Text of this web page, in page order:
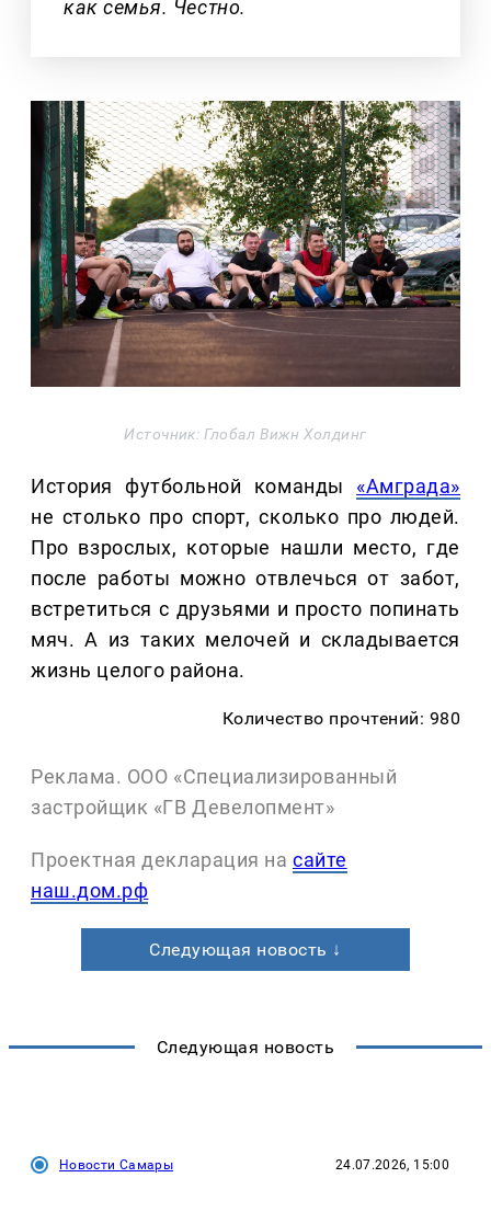
как семья. Честно.
Источник: Глобал Вижн Холдинг
История футбольной команды «Амграда»
не столько про спорт, сколько про людей.
Про взрослых, которые нашли место, где
после работы можно отвлечься от забот,
встретиться с друзьями и просто попинать
мяч. А из таких мелочей и складывается
жизнь целого района.
Количество прочтений: 980
Реклама. ООО «Специализированный
застройщик «ГВ Девелопмент»
Проектная декларация на сайте
наш.дом.рф
Следующая новость ↓
Следующая новость
Новости Самары 24.07.2026, 15:00